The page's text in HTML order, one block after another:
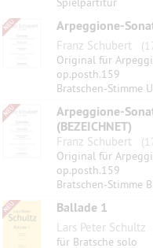
Arpeggione-
Franz Schubert
Original für
op.posth.159
Bratschen-Stimme
Arpeggione-
(BEZEICHNET)
Franz Schubert
Original für
op.posth.159
Bratschen-Stimme
Ballade 1
Lars Peter Schultz
für Bratsche solo